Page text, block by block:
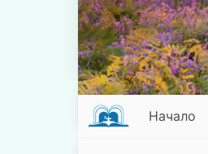
Начало